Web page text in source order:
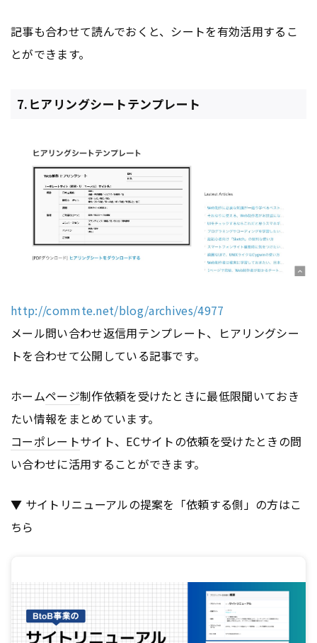
記事も合わせて読んでおくと、シートを有効活用するこ
とができます。
7.ヒアリングシートテンプレート
http://commte.net/blog/archives/4977
メール問い合わせ返信用テンプレート、ヒアリングシー
トを合わせて公開している記事です。
ホームページ制作依頼を受けたときに最低限聞いておき
たい情報をまとめています。
コーポレートサイト、ECサイトの依頼を受けたときの問
い合わせに活用することができます。
▼ サイトリニューアルの提案を「依頼する側」の方はこ
ちら